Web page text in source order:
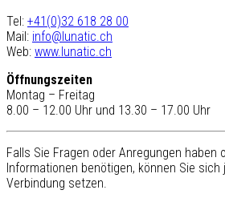
Tel: +41(0)32 618 28 00
Mail: info@lunatic.ch
Web: www.lunatic.ch
Öffnungszeiten
Montag – Freitag
8.00 – 12.00 Uhr und 13.30 – 17.00 Uhr
Falls Sie Fragen oder Anregungen haben
Informationen benötigen, können Sie
Verbindung setzen.